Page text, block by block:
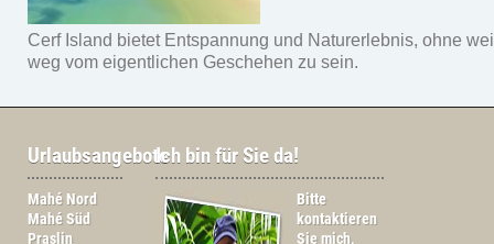
Cerf Island bietet Entspannung und Naturerlebnis, ohne
weg vom eigentlichen Geschehen zu sein.
Urlaubsangebote
Mahé Nord
Mahé Süd
Praslin
Ich bin für Sie da!
Bitte
kontaktieren
Sie mich,